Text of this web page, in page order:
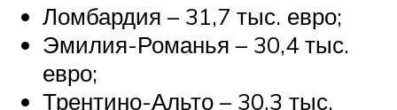
Ломбардия – 31,7 тыс. евро;
Эмилия-Романья – 30,4 тыс.
евро;
Трентино-Альто – 30,3 тыс.